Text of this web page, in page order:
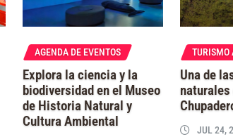
AGENDA DE EVENTOS
Explora la ciencia y la
biodiversidad en el Museo
de Historia Natural y
Cultura Ambiental
TURISMO
Una de
naturales
JUL 24,